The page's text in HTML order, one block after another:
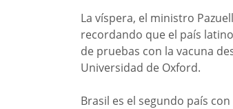
La víspera, el ministro
recordando que el país
de pruebas con la vacuna
Universidad de Oxford.
Brasil es el segundo país